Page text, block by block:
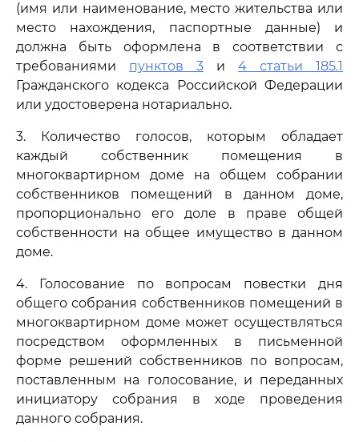
(имя или наименование, место жительства или
место нахождения, паспортные данные) и
должна быть оформлена в соответствии с
требованиями пунктов 3 и 4 статьи 185.1
Гражданского кодекса Российской Федерации
или удостоверена нотариально.
3. Количество голосов, которым обладает
каждый собственник помещения в
многоквартирном доме на общем собрании
собственников помещений в данном доме,
пропорционально его доле в праве общей
собственности на общее имущество в данном
доме.
4. Голосование по вопросам повестки дня
общего собрания собственников помещений в
многоквартирном доме может осуществляться
посредством оформленных в письменной
форме решений собственников по вопросам,
поставленным на голосование, и переданных
инициатору собрания в ходе проведения
данного собрания.